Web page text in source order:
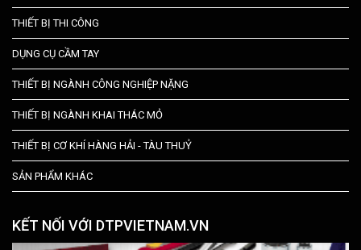
THIẾT BỊ THI CÔNG
DỤNG CỤ CẦM TAY
THIẾT BỊ NGÀNH CÔNG NGHIỆP NẶNG
THIẾT BỊ NGÀNH KHAI THÁC MỎ
THIẾT BỊ CƠ KHÍ HÀNG HẢI - TÀU THUỶ
SẢN PHẨM KHÁC
KẾT NỐI VỚI DTPVIETNAM.VN